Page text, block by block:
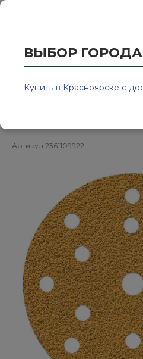
Колор-Авто -
Круг
Артикул 2361109922
ВЫБОР
Купить в Красноярске с